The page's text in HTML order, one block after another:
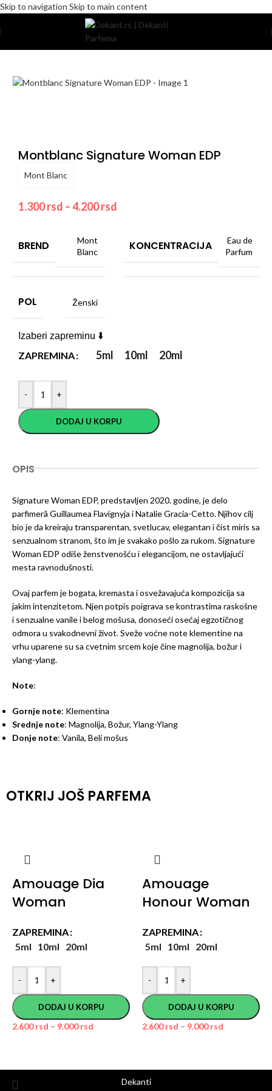
Skip to navigation Skip to main content
Komercijalno
Montblanc Signature Woman EDP
Mont Blanc
1.300rsd –4.200rsd
BREND
Mont
Blanc
KONCENTRACIJA
Eau de
Parfum
POL Ženski
Izaberi zapreminu ⬇️
ZAPREMINA 5ml 10ml 20ml
- +
DODAJ U KORPU
OPIS
Signature Woman EDP, predstavljen 2020. godine, je delo
parfimerâ Guillaumea Flavignyja i Natalie Gracia-Cetto. Njihov cilj
bio je da kreiraju transparentan, svetlucav, elegantan i čist miris sa
senzualnom stranom, što im je svakako pošlo za rukom. Signature
Woman EDP odiše ženstvenošću i elegancijom, ne ostavljajući
mesta ravnodušnosti.
Ovaj parfem je bogata, kremasta i osvežavajuća kompozicija sa
jakim intenzitetom. Njen potpis poigrava se kontrastima raskošne
i senzualne vanile i belog mošusa, donoseći osećaj egzotičnog
odmora u svakodnevni život. Sveže voćne note klementine na
vrhu uparene su sa cvetnim srcem koje čine magnolija, božur i
ylang-ylang.
Note:
Gornje note: Klementina
Srednje note: Magnolija, Božur, Ylang-Ylang
Donje note: Vanila, Beli mošus
OTKRIJ JOŠ PARFEMA
Amouage Dia
Woman
ZAPREMINA
5ml
10ml 20ml
- +
DODAJ U KORPU
2.600rsd – 9.000rsd
Amouage
Honour Woman
ZAPREMINA
5ml
10ml 20ml
- +
DODAJ U KORPU
2.600rsd – 9.000rsd
Dekanti